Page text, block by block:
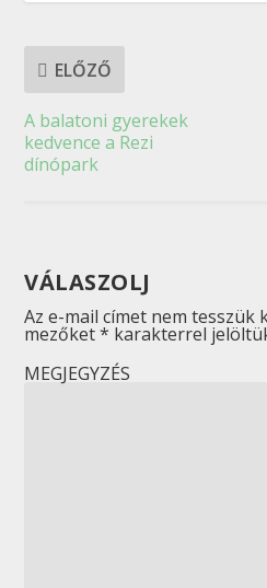
ELŐZŐ
A balatoni gyerekek
kedvence a Rezi
dínópark
VÁLASZOLJ
Az e-mail címet nem tesszük
mezőket* karakterrel
MEGJEGYZÉS